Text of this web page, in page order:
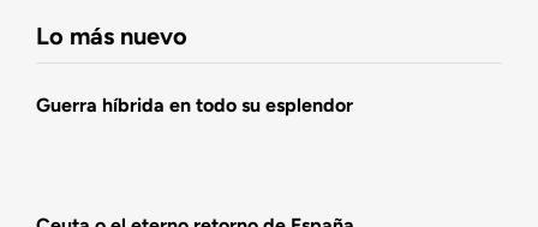
Lo más nuevo
Guerra híbrida en todo su esplendor